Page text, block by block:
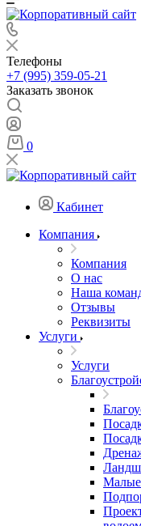
Телефоны
+7 (995) 359-05-21
Заказать звонок
0
Кабинет
Компания
Компания
О нас
Наша
Отзывы
Реквизиты
Услуги
Услуги
Малые